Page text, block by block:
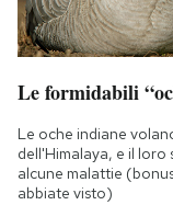
Le formidabili
Le oche indiane
dell'Himalaya, e il
alcune malattie
abbiate visto)